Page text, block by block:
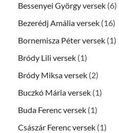
Bessenyei György versek (6)
Bezerédj Amália versek (16)
Bornemisza Péter versek (1)
Bródy Lili versek (1)
Bródy Miksa versek (2)
Buczkó Mária versek (1)
Buda Ferenc versek (1)
Császár Ferenc versek (1)